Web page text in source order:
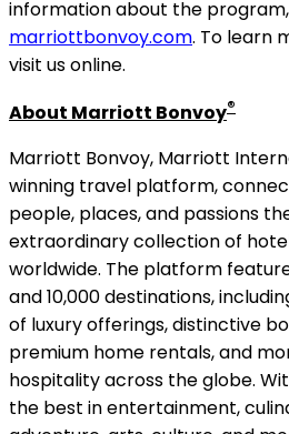
information about the
marriottbonvoy.com. To learn
visit us online.
About Marriott Bonvoy®
Marriott Bonvoy, Marriott
winning travel platform,
people, places, and passions
extraordinary collection of
worldwide. The platform
and 10,000 destinations,
of luxury offerings, distinctive
premium home rentals, and
hospitality across the globe.
the best in entertainment,